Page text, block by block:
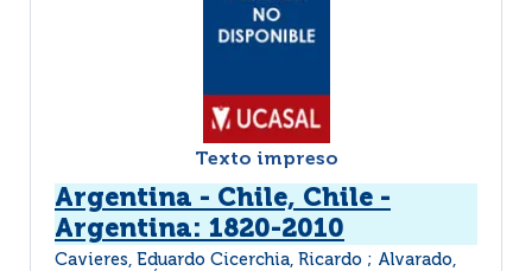
Texto impreso
Argentina - Chile, Chile -
Argentina: 1820-2010
Cavieres, Eduardo Cicerchia, Ricardo ; Alvarado,